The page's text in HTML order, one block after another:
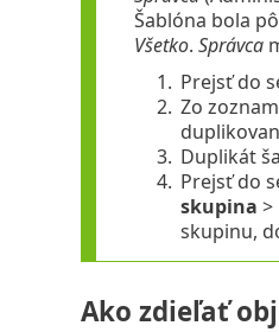
Šablóna bola
Všetko. Správca
1. Prejsť do
2. Zo
3. Duplikát
4. Prejsť do
skupina >
skupinu,
Ako zdieľať